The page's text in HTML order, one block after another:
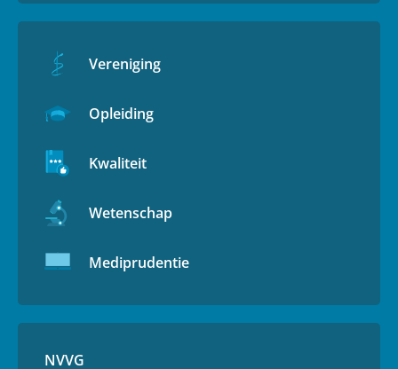
Vereniging
Opleiding
Kwaliteit
Wetenschap
Mediprudentie
NVVG